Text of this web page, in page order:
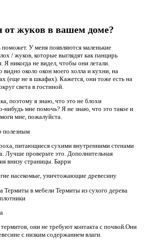
от жуков в вашем доме?
У меня появляются маленькие
/ жуков, которые выглядят как панцирь
никогда не видел, чтобы они летали.
около окон моего холла и кухни, на
(еще не в шкафах). Кажется, они тоже есть на
света в гостиной.
поэтому я знаю, что это не блохи
мне помочь? Я не знаю, что это такое и
мне, пожалуйста.
полезным
питающиеся сухими внутренними стенами
Лучше проверьте это. Дополнительная
внизу страницы. Барри
насекомые, уничтожающие древесину
Термиты в мебели Термиты из сухого дерева
они не требуют контакта с почвой.Они
с низким содержанием влаги.